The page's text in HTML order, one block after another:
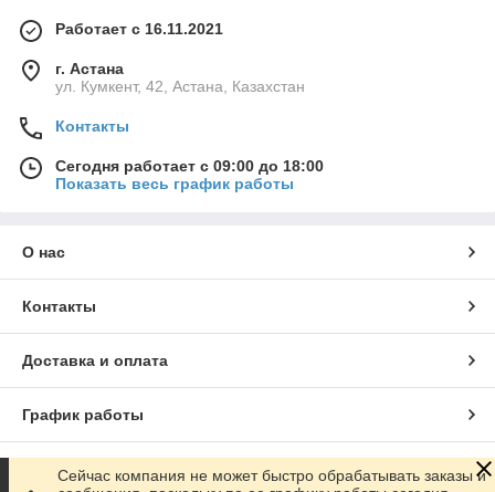
Работает с 16.11.2021
г. Астана
ул. Кумкент, 42, Астана, Казахстан
Контакты
Сегодня работает с 09:00 до 18:00
Показать весь график работы
О нас
Контакты
Доставка и оплата
График работы
Полная версия сайта
Сейчас компания не может быстро обрабатывать заказы и